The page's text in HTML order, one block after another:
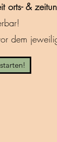
orts- &
dem